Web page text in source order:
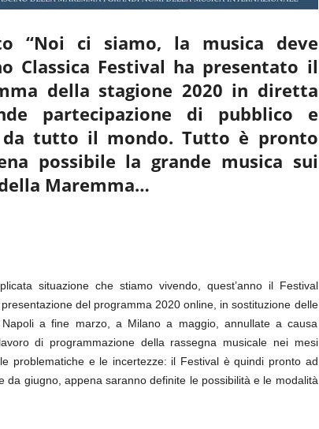
“Noi ci siamo, la musica deve
Classica Festival ha presentato il
della stagione 2020 in diretta
partecipazione di pubblico e
da tutto il mondo. Tutto è pronto
possibile la grande musica sui
Maremma…
situazione che stiamo vivendo, quest’anno il Festival
del programma 2020 online, in sostituzione delle
a fine marzo, a Milano a maggio, annullate a causa
di programmazione della rassegna musicale nei mesi
problematiche e le incertezze: il Festival è quindi pronto ad
da giugno, appena saranno definite le possibilità e le modalità